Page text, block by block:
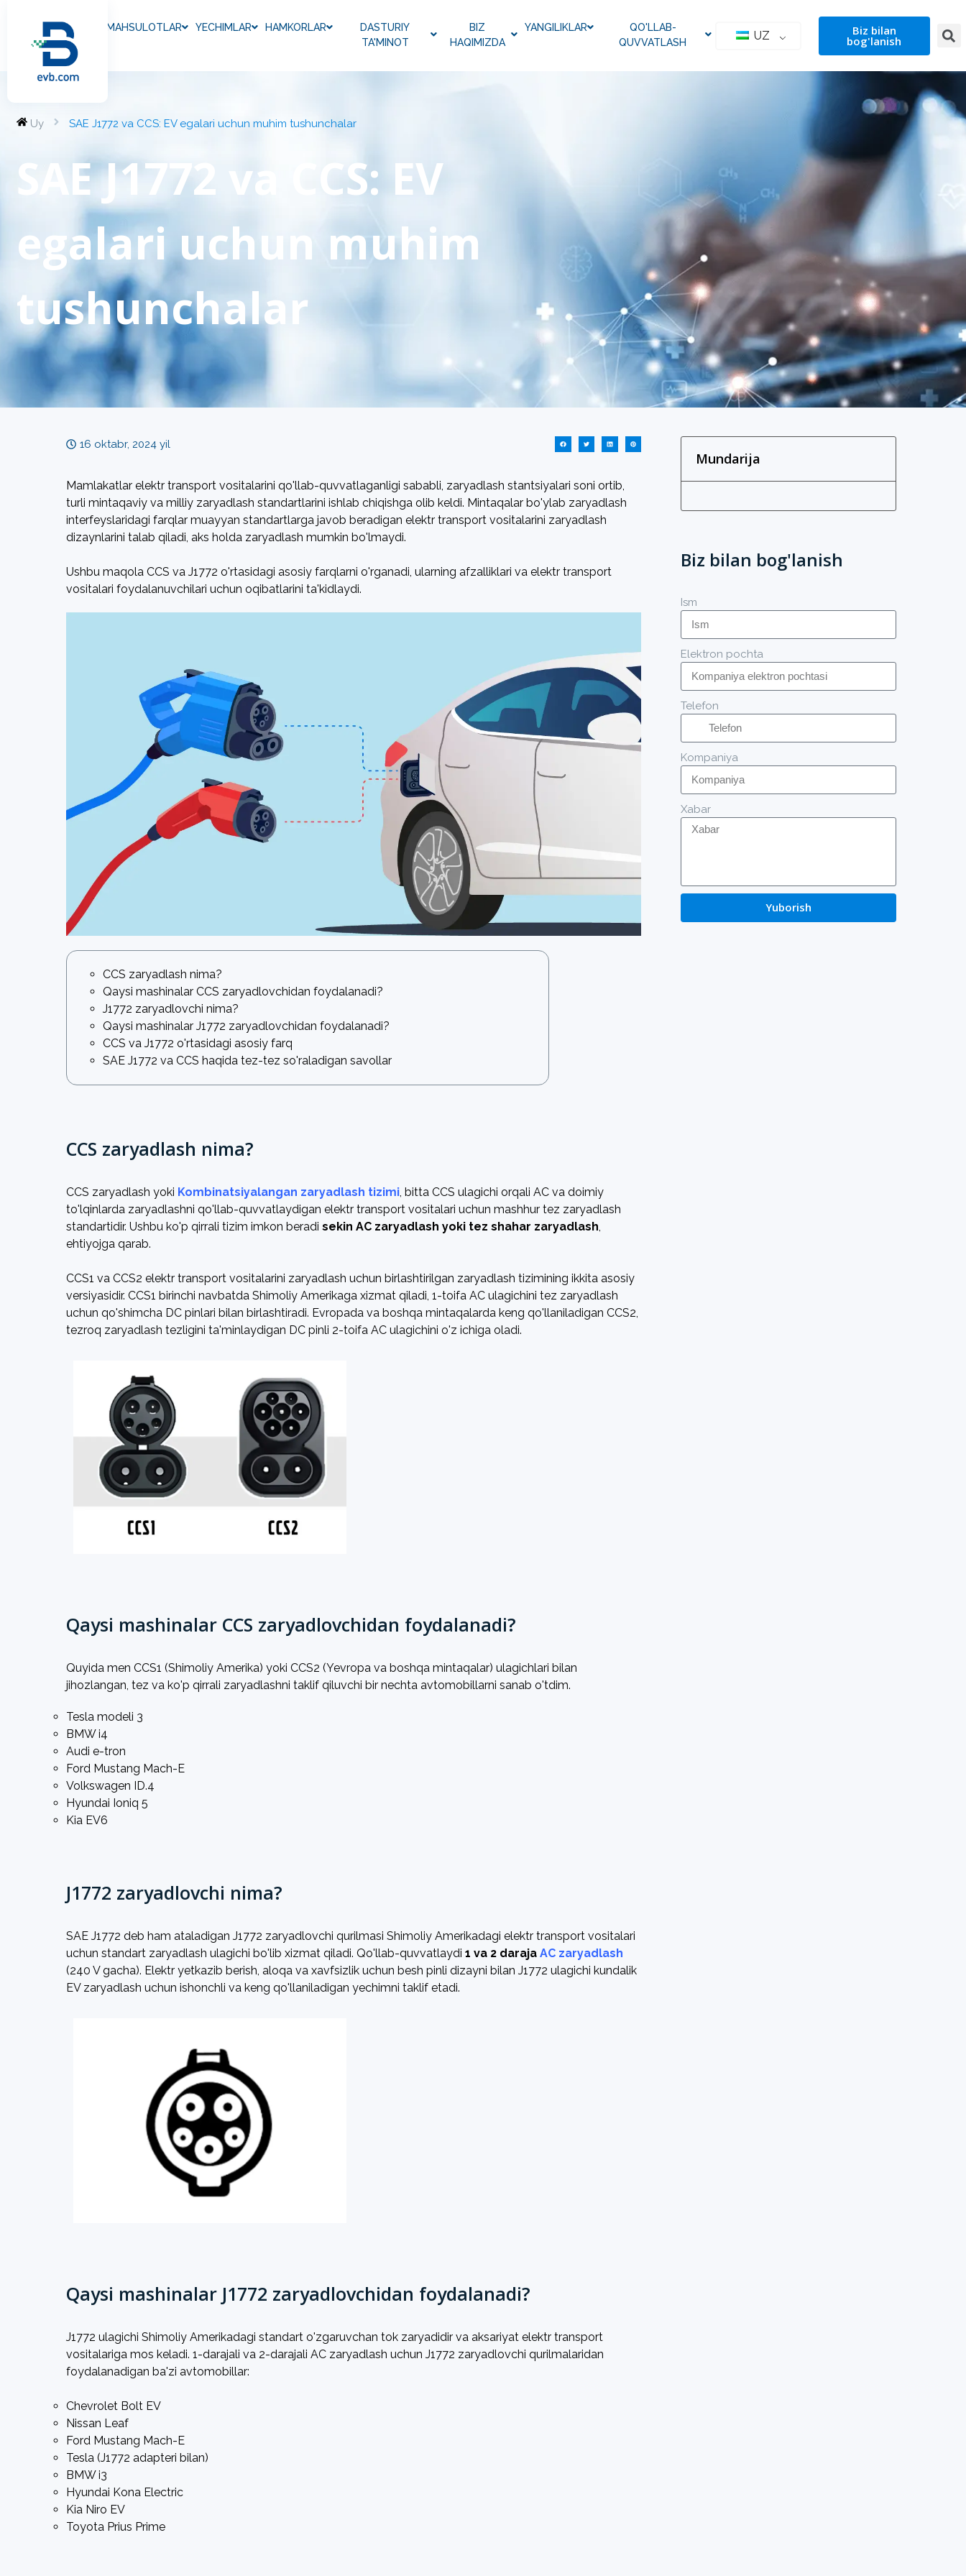
MAHSULOTLAR YECHIMLAR HAMKORLAR
DASTURIY
TA'MINOT
BIZ
HAQIMIZDA
YANGILIKLAR
QO'LLAB-
QUVVATLASH
UZ Biz bilan
bog'lanish
Uy SAE J1772 va CCS: EV egalari uchun muhim tushunchalar
SAE J1772 va CCS: EV
egalari uchun muhim
tushunchalar
16 oktabr, 2024 yil
Mamlakatlar elektr transport vositalarini qo'llab-quvvatlaganligi sababli, zaryadlash stantsiyalari soni ortib,
turli mintaqaviy va milliy zaryadlash standartlarini ishlab chiqishga olib keldi. Mintaqalar bo'ylab zaryadlash
interfeyslaridagi farqlar muayyan standartlarga javob beradigan elektr transport vositalarini zaryadlash
dizaynlarini talab qiladi, aks holda zaryadlash mumkin bo'lmaydi.
Ushbu maqola CCS va J1772 o'rtasidagi asosiy farqlarni o'rganadi, ularning afzalliklari va elektr transport
vositalari foydalanuvchilari uchun oqibatlarini ta'kidlaydi.
CCS zaryadlash nima?
Qaysi mashinalar CCS zaryadlovchidan foydalanadi?
J1772 zaryadlovchi nima?
Qaysi mashinalar J1772 zaryadlovchidan foydalanadi?
CCS va J1772 o'rtasidagi asosiy farq
SAE J1772 va CCS haqida tez-tez so'raladigan savollar
CCS zaryadlash nima?
CCS zaryadlash yoki Kombinatsiyalangan zaryadlash tizimi, bitta CCS ulagichi orqali AC va doimiy
to'lqinlarda zaryadlashni qo'llab-quvvatlaydigan elektr transport vositalari uchun mashhur tez zaryadlash
standartidir. Ushbu ko'p qirrali tizim imkon beradi sekin AC zaryadlash yoki tez shahar zaryadlash,
ehtiyojga qarab.
CCS1 va CCS2 elektr transport vositalarini zaryadlash uchun birlashtirilgan zaryadlash tizimining ikkita asosiy
versiyasidir. CCS1 birinchi navbatda Shimoliy Amerikaga xizmat qiladi, 1-toifa AC ulagichini tez zaryadlash
uchun qo'shimcha DC pinlari bilan birlashtiradi. Evropada va boshqa mintaqalarda keng qo'llaniladigan CCS2,
tezroq zaryadlash tezligini ta'minlaydigan DC pinli 2-toifa AC ulagichini o'z ichiga oladi.
Qaysi mashinalar CCS zaryadlovchidan foydalanadi?
Quyida men CCS1 (Shimoliy Amerika) yoki CCS2 (Yevropa va boshqa mintaqalar) ulagichlari bilan
jihozlangan, tez va ko'p qirrali zaryadlashni taklif qiluvchi bir nechta avtomobillarni sanab o'tdim.
Tesla modeli 3
BMW i4
Audi e-tron
Ford Mustang Mach-E
Volkswagen ID.4
Hyundai Ioniq 5
Kia EV6
J1772 zaryadlovchi nima?
SAE J1772 deb ham ataladigan J1772 zaryadlovchi qurilmasi Shimoliy Amerikadagi elektr transport vositalari
uchun standart zaryadlash ulagichi bo'lib xizmat qiladi. Qo'llab-quvvatlaydi 1 va 2 daraja AC zaryadlash
(240 V gacha). Elektr yetkazib berish, aloqa va xavfsizlik uchun besh pinli dizayni bilan J1772 ulagichi kundalik
EV zaryadlash uchun ishonchli va keng qo'llaniladigan yechimni taklif etadi.
Qaysi mashinalar J1772 zaryadlovchidan foydalanadi?
J1772 ulagichi Shimoliy Amerikadagi standart o'zgaruvchan tok zaryadidir va aksariyat elektr transport
vositalariga mos keladi. 1-darajali va 2-darajali AC zaryadlash uchun J1772 zaryadlovchi qurilmalaridan
foydalanadigan ba'zi avtomobillar:
Chevrolet Bolt EV
Nissan Leaf
Ford Mustang Mach-E
Tesla (J1772 adapteri bilan)
BMW i3
Hyundai Kona Electric
Kia Niro EV
Toyota Prius Prime
Mundarija
Biz bilan bog'lanish
Ism
Elektron pochta
Telefon
Kompaniya
Xabar
Yuborish